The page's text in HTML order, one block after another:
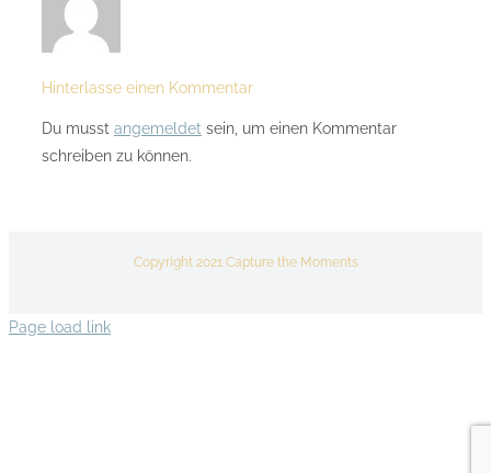
Hinterlasse einen Kommentar
Du musst angemeldet sein, um einen Kommentar
schreiben zu können.
Copyright 2021 Capture the Moments
Page load link